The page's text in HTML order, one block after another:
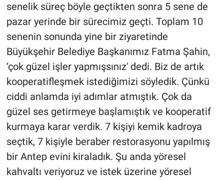
senelik süreç böyle geçtikten sonra 5 sene de
pazar yerinde bir sürecimiz geçti. Toplam 10
senenin sonunda yine bir ziyaretinde
Büyükşehir Belediye Başkanımız Fatma Şahin,
‘çok güzel işler yapmışsınız' dedi. Biz de artık
kooperatifleşmek istediğimizi söyledik. Çünkü
ciddi anlamda iyi adımlar atmıştık. Çok da
güzel ses getirmeye başlamıştık ve kooperatif
kurmaya karar verdik. 7 kişiyi kemik kadroya
seçtik, 7 kişiyle beraber restorasyonu yapılmış
bir Antep evini kiraladık. Şu anda yöresel
kahvaltı veriyoruz ve istek üzerine yöresel